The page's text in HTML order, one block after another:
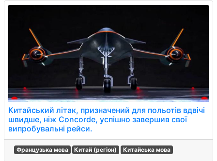
Китайський літак, призначений для польотів вдвічі
швидше, ніж Concorde, успішно завершив свої
випробувальні рейси.
Французька мова Китай (регіон) Китайська мова